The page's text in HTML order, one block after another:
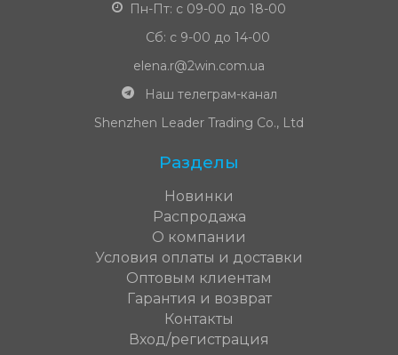
Пн-Пт: с 09-00 до 18-00
Сб: с 9-00 до 14-00
elena.r@2win.com.ua
Наш телеграм-канал
Shenzhen Leader Trading Co., Ltd
Разделы
Новинки
Распродажа
О компании
Условия оплаты и доставки
Оптовым клиентам
Гарантия и возврат
Контакты
Вход/регистрация